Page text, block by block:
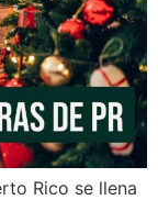
Rico se llena